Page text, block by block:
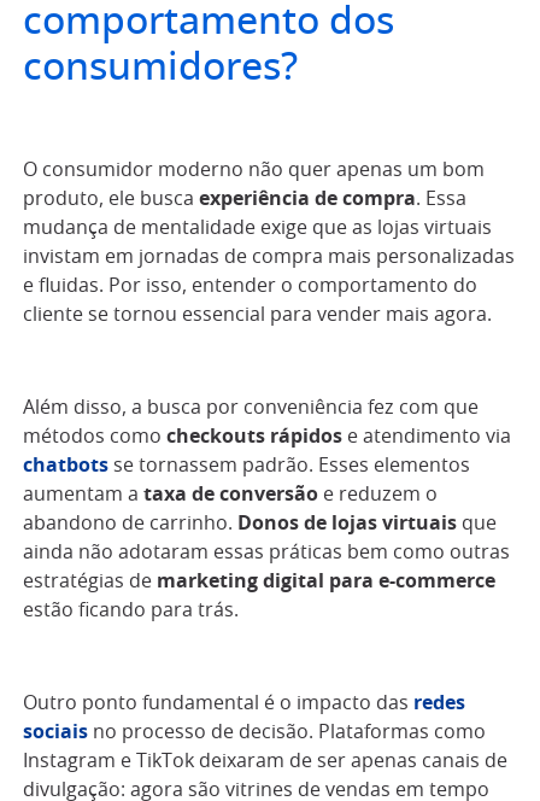
comportamento dos
consumidores?
O consumidor moderno não quer apenas um bom
produto, ele busca experiência de compra. Essa
mudança de mentalidade exige que as lojas virtuais
invistam em jornadas de compra mais personalizadas
e fluidas. Por isso, entender o comportamento do
cliente se tornou essencial para vender mais agora.
Além disso, a busca por conveniência fez com que
métodos como checkouts rápidos e atendimento via
chatbots se tornassem padrão. Esses elementos
aumentam a taxa de conversão e reduzem o
abandono de carrinho. Donos de lojas virtuais que
ainda não adotaram essas práticas bem como outras
estratégias de marketing digital para e-commerce
estão ficando para trás.
Outro ponto fundamental é o impacto das redes
sociais no processo de decisão. Plataformas como
Instagram e TikTok deixaram de ser apenas canais de
divulgação: agora são vitrines de vendas em tempo